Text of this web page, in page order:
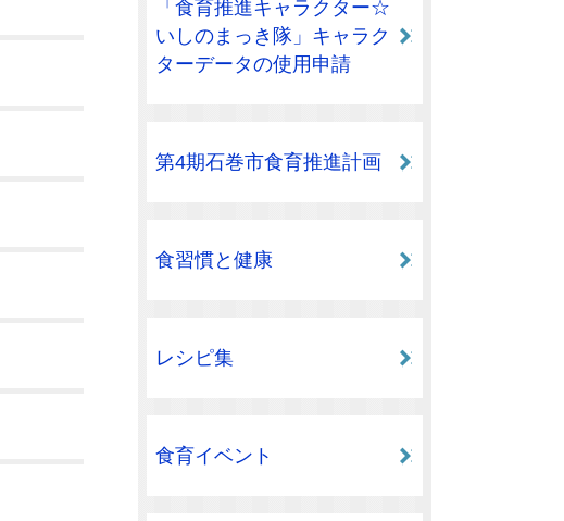
「食育推進キャラクター☆
いしのまっき隊」キャラク
ターデータの使用申請
第4期石巻市食育推進計画
食習慣と健康
レシピ集
食育イベント